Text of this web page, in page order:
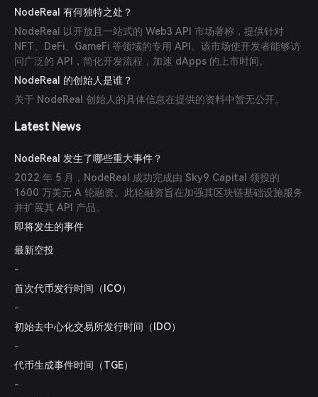
NodeReal 有何独特之处？
NodeReal 以开放且一站式的 Web3 API 市场著称，提供针对
NFT、DeFi、GameFi 等领域的专用 API。该市场使开发者能够访
问广泛的 API，简化开发流程，加速 dApps 的上市时间。
NodeReal 的创始人是谁？
关于 NodeReal 创始人的具体信息在提供的资料中暂无公开。
Latest News
NodeReal 发生了哪些重大事件？
2022 年 5 月，NodeReal 成功完成由 Sky9 Capital 领投的
1600 万美元 A 轮融资。此轮融资旨在加强其区块链基础设施服务
并扩展其 API 产品。
即将发生的事件
最新空投
-
首次代币发行时间（ICO）
-
初始去中心化交易所发行时间（IDO）
-
代币生成事件时间（TGE）
-